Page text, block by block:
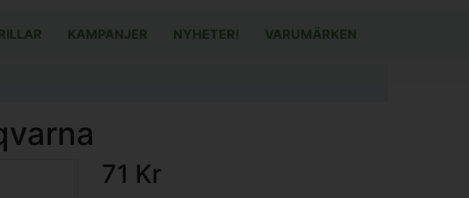
KAMPANJER NYHETER! VARUMÄRKEN
71 Kr